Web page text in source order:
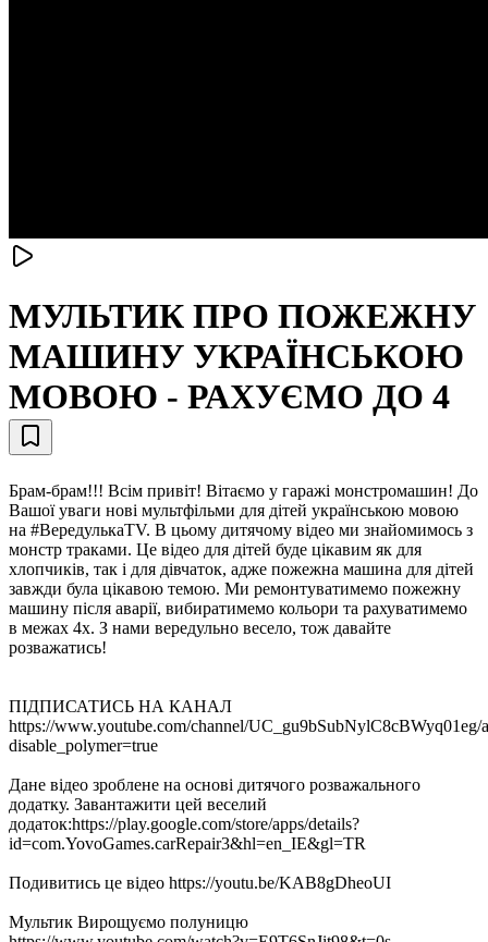
МУЛЬТИК ПРО ПОЖЕЖНУ
МАШИНУ УКРАЇНСЬКОЮ
МОВОЮ - РАХУЄМО ДО 4
Брам-брам!!! Всім привіт! Вітаємо у гаражі монстромашин! До
Вашої уваги нові мультфільми для дітей українською мовою
на #ВередулькаTV. В цьому дитячому відео ми знайомимось з
монстр траками. Це відео для дітей буде цікавим як для
хлопчиків, так і для дівчаток, адже пожежна машина для дітей
завжди була цікавою темою. Ми ремонтуватимемо пожежну
машину після аварії, вибиратимемо кольори та рахуватимемо
в межах 4х. З нами вередульно весело, тож давайте
розважатись!
ПІДПИСАТИСЬ НА КАНАЛ
https://www.youtube.com/channel/UC_gu9bSubNylC8cBWyq01eg/
disable_polymer=true
Дане відео зроблене на основі дитячого розважального
додатку. Завантажити цей веселий
додаток:https://play.google.com/store/apps/details?
id=com.YovoGames.carRepair3&hl=en_IE&gl=TR
Подивитись це відео https://youtu.be/KAB8gDheoUI
Мультик Вирощуємо полуницю